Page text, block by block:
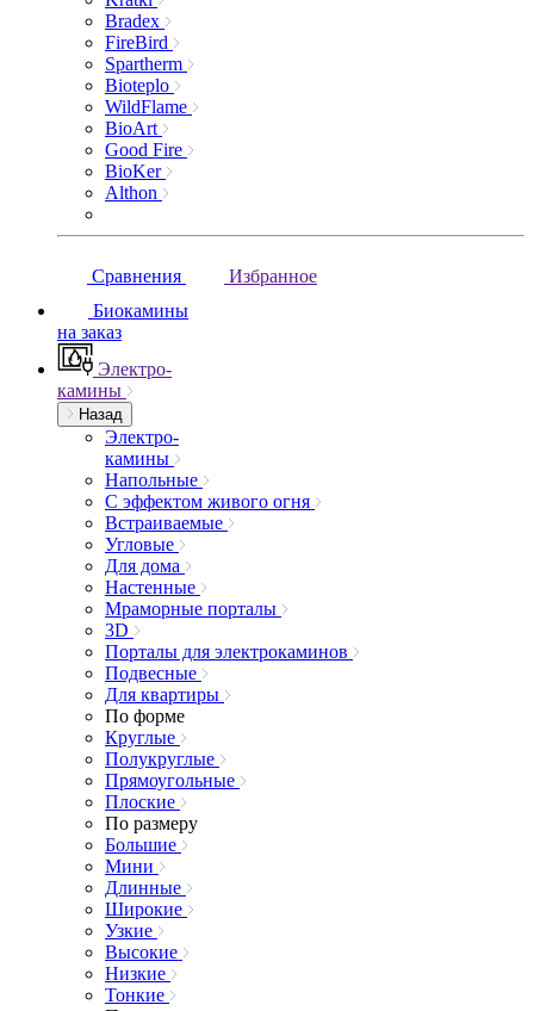
Bradex
FireBird
Spartherm
Bioteplo
WildFlame
BioArt
Good Fire
BioKer
Althon
Сравнения
Избранное
Биокамины
на заказ
Электро-
камины
Назад
Электро-
камины
Напольные
С эффектом живого огня
Встраиваемые
Угловые
Для дома
Настенные
Мраморные порталы
3D
Порталы для электрокаминов
Подвесные
Для квартиры
По форме
Круглые
Полукруглые
Прямоугольные
Плоские
По размеру
Большие
Мини
Длинные
Широкие
Узкие
Высокие
Низкие
Тонкие